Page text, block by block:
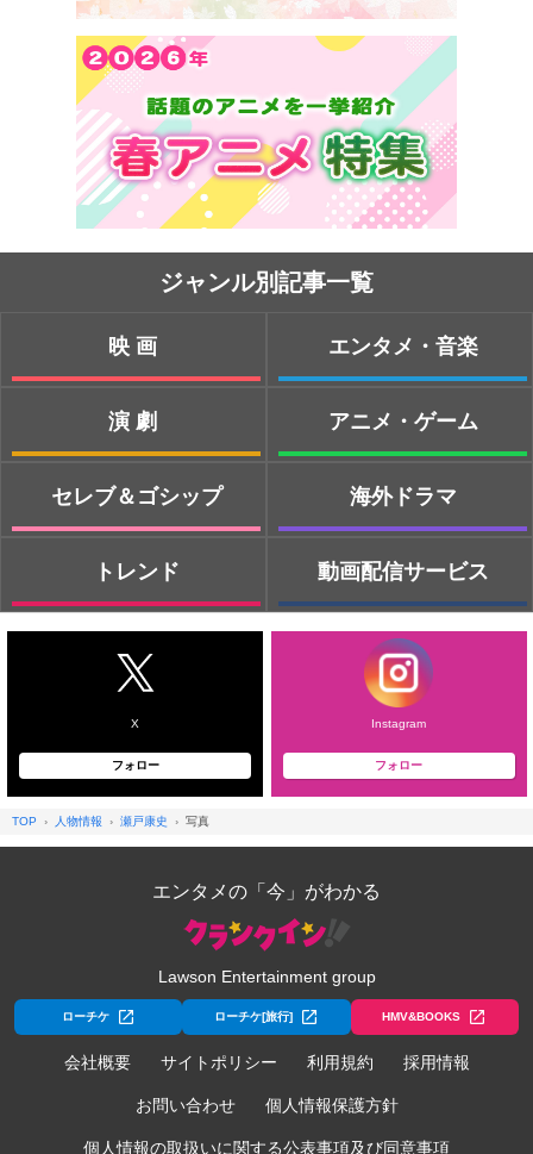
ジャンル別記事一覧
映画
演劇
セレブ＆ゴシップ
トレンド
エンタメ・音楽
アニメ・ゲーム
海外ドラマ
動画配信サービス
X
フォロー
Instagram
フォロー
TOP 人物情報 瀬戸康史 写真
エンタメの「今」がわかる
Lawson Entertainment group
ローチケ ローチケ[旅行] HMV&BOOKS
会社概要 サイトポリシー 利用規約 採用情報
お問い合わせ 個人情報保護方針
個人情報の取扱いに関する公表事項及び同意事項